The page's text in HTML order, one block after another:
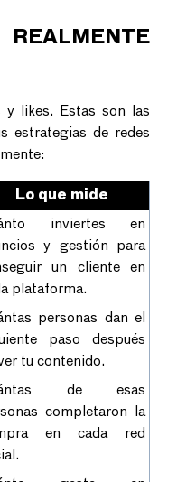
y likes. Estas son las
estrategias de redes
Lo que mide
inviertes en
y gestión para
un cliente en
plataforma.
personas dan el
paso después
tu contenido.
de esas
completaron la
en cada red